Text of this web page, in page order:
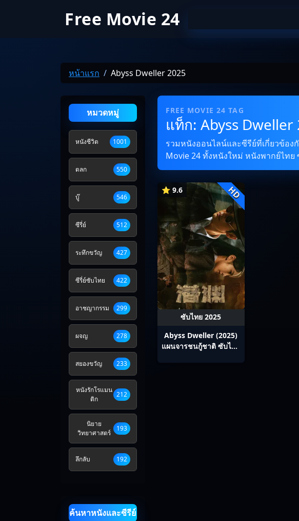
Free Movie 24
หน้าแรก Abyss Dweller 2025
หมวดหมู่
หนังชีวิต 1001
ตลก 550
บู๊ 546
ซีรี่ย์ 512
ระทึกขวัญ 427
ซีรี่ย์ซับไทย 422
อาชญากรรม 299
ผจญ 278
สยองขวัญ 233
หนังรักโรแมน
ติก
212
นิยาย
วิทยาศาสตร์
193
ลึกลับ 192
ค้นหาหนังและซีรีย์
FREE MOVIE 24 TAG
แท็ก: Abyss Dweller
รวมหนังออนไลน์และซีรีย์ที่เกี่ยวข้อง
Movie 24 ทั้งหนังใหม่ หนังพากย์ไทย
⭐ 9.6 HD
ซับไทย 2025
Abyss Dweller (2025)
แผนจารชนกู้ชาติ ซับไทย